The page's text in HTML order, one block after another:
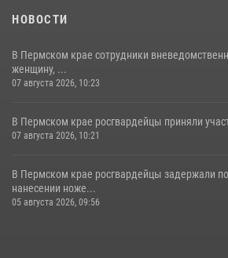
НОВОСТИ
В Пермском крае сотрудники
женщину, ...
07 августа 2026, 10:23
В Пермском крае росгвардейцы приняли
07 августа 2026, 10:21
В Пермском крае росгвардейцы задержали
нанесении ноже...
05 августа 2026, 09:56